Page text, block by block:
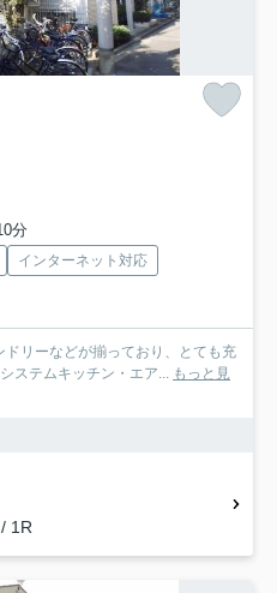
分
インターネット対応
リーなどが揃っており、とても充
ステムキッチン・エア... もっと見
1R